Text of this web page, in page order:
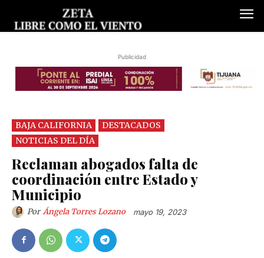
Publicidad
BAJA CALIFORNIA
DESTACADOS
NOTICIAS DEL DÍA
Reclaman abogados falta de
coordinación entre Estado y
Municipio
Por Ángela Torres Lozano mayo 19, 2023